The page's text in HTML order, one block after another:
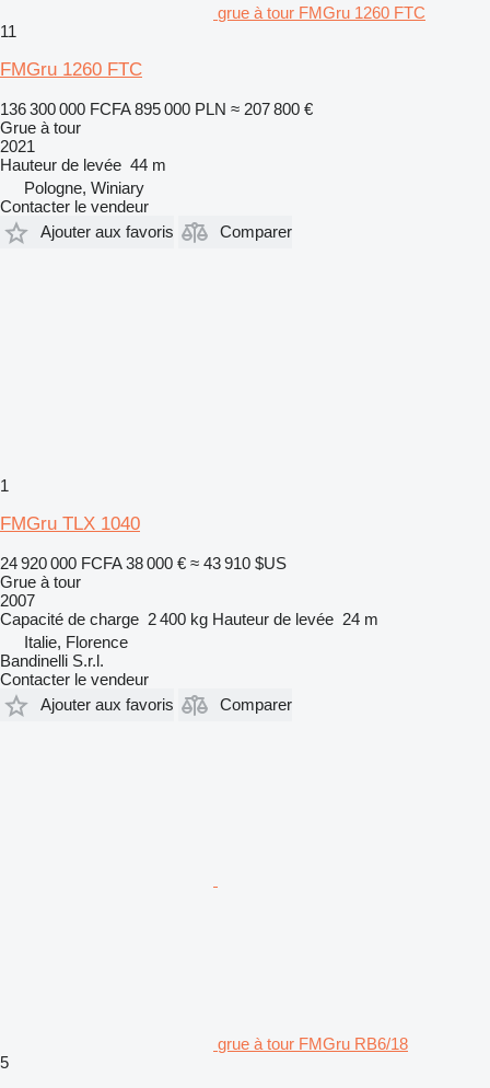
grue à tour FMGru 1260 FTC
11
FMGru 1260 FTC
136 300 000 FCFA 895 000 PLN ≈ 207 800 €
Grue à tour
2021
Hauteur de levée 44 m
Pologne, Winiary
Contacter le vendeur
Ajouter aux favoris
Comparer
1
FMGru TLX 1040
24 920 000 FCFA 38 000 € ≈ 43 910 $US
Grue à tour
2007
Capacité de charge 2 400 kg Hauteur de levée 24 m
Italie, Florence
Bandinelli S.r.l.
Contacter le vendeur
Ajouter aux favoris
Comparer
grue à tour FMGru RB6/18
5